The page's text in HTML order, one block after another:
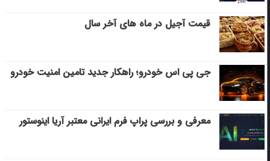
قیمت آجیل در ماه های آخر سال
جی پی اس خودرو؛ راهکار جدید تامین امنیت خودرو
معرفی و بررسی پراپ فرم ایرانی معتبر آریا اینوستور